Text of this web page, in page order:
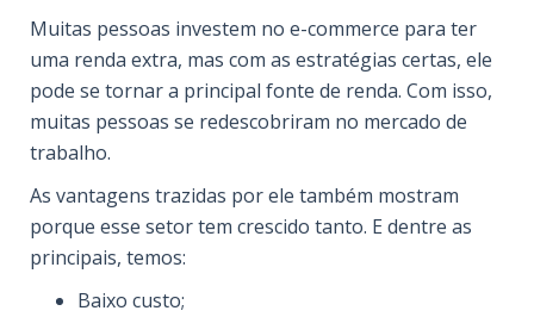
Muitas pessoas investem no e-commerce para ter
uma renda extra, mas com as estratégias certas, ele
pode se tornar a principal fonte de renda. Com isso,
muitas pessoas se redescobriram no mercado de
trabalho.
As vantagens trazidas por ele também mostram
porque esse setor tem crescido tanto. E dentre as
principais, temos:
Baixo custo;